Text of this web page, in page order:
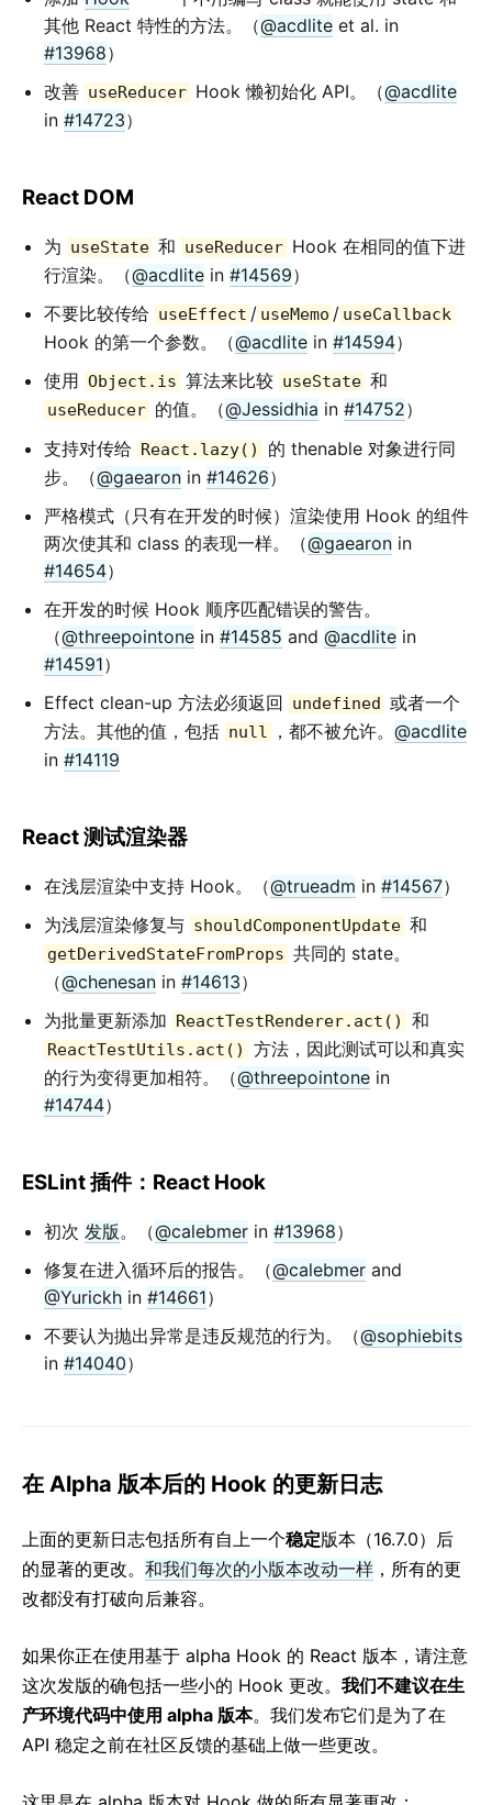
其他 React 特性的方法。（@acdlite et al. in
#13968）
改善 useReducer Hook 懒初始化 API。（@acdlite
in #14723）
React DOM
为 useState 和 useReducer Hook 在相同的值下进
行渲染。（@acdlite in #14569）
不要比较传给 useEffect / useMemo / useCallback
Hook 的第一个参数。（@acdlite in #14594）
使用 Object.is 算法来比较 useState 和
useReducer 的值。（@Jessidhia in #14752）
支持对传给 React.lazy()
的 thenable 对象进行同
步。（@gaearon in #14626）
严格模式（只有在开发的时候）渲染使用 Hook 的组件
两次使其和 class 的表现一样。（@gaearon in
#14654）
在开发的时候 Hook 顺序匹配错误的警告。
（@threepointone in #14585 and @acdlite in
#14591）
Effect clean-up 方法必须返回
undefined 或者一个
方法。其他的值，包括 null ，都不被允许。 @acdlite
in #14119
React 测试渲染器
在浅层渲染中支持 Hook。（@trueadm in #14567）
为浅层渲染修复与 shouldComponentUpdate 和
getDerivedStateFromProps 共同的 state。
（@chenesan in #14613）
为批量更新添加 ReactTestRenderer.act() 和
ReactTestUtils.act()
方法，因此测试可以和真实
的行为变得更加相符。（@threepointone in
#14744）
ESLint 插件：React Hook
初次 发版。（@calebmer in #13968）
修复在进入循环后的报告。（@calebmer and
@Yurickh in #14661）
不要认为抛出异常是违反规范的行为。（@sophiebits
in #14040）
在 Alpha 版本后的 Hook 的更新日志
上面的更新日志包括所有自上一个稳定版本（16.7.0）后
的显著的更改。 和我们每次的小版本改动一样 ，所有的更
改都没有打破向后兼容。
如果你正在使用基于 alpha Hook 的 React 版本，请注意
这次发版的确包括一些小的 Hook 更改。 我们不建议在生
产环境代码中使用 alpha 版本。我们发布它们是为了在
API 稳定之前在社区反馈的基础上做一些更改。